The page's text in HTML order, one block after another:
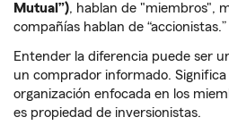
Mutual”), hablan de "miembros",
compañías hablan de “accionistas.”
Entender la diferencia puede ser
un comprador informado.
organización enfocada en los
es propiedad de inversionistas.